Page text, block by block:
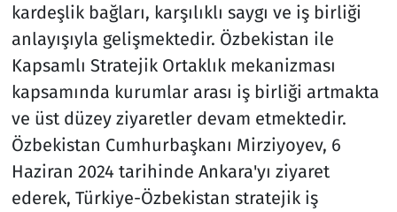
kardeşlik bağları, karşılıklı saygı ve iş birliği
anlayışıyla gelişmektedir. Özbekistan ile
Kapsamlı Stratejik Ortaklık mekanizması
kapsamında kurumlar arası iş birliği artmakta
ve üst düzey ziyaretler devam etmektedir.
Özbekistan Cumhurbaşkanı Mirziyoyev, 6
Haziran 2024 tarihinde Ankara'yı ziyaret
ederek, Türkiye-Özbekistan stratejik iş